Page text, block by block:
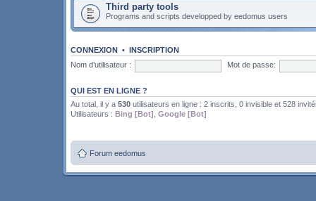
Third party tools
Programs and scripts developped by eedomus users
CONNEXION • INSCRIPTION
Nom d’utilisateur :
Mot de passe:
QUI EST EN LIGNE ?
Au total, il y a 530 utilisateurs en ligne : 2 inscrits, 0 invisible et 528
Utilisateurs : Bing [Bot] Google [Bot]
Forum eedomus